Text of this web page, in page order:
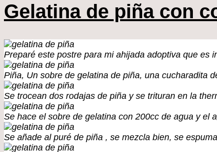
Gelatina de piña con
Preparé este postre para mi ahijada adoptiva que es
Piña, Un sobre de gelatina de piña, una cucharadita
Se trocean dos rodajas de piña y se trituran en la
Se hace el sobre de gelatina con 200cc de agua y el
Se añade al puré de piña , se mezcla bien, se